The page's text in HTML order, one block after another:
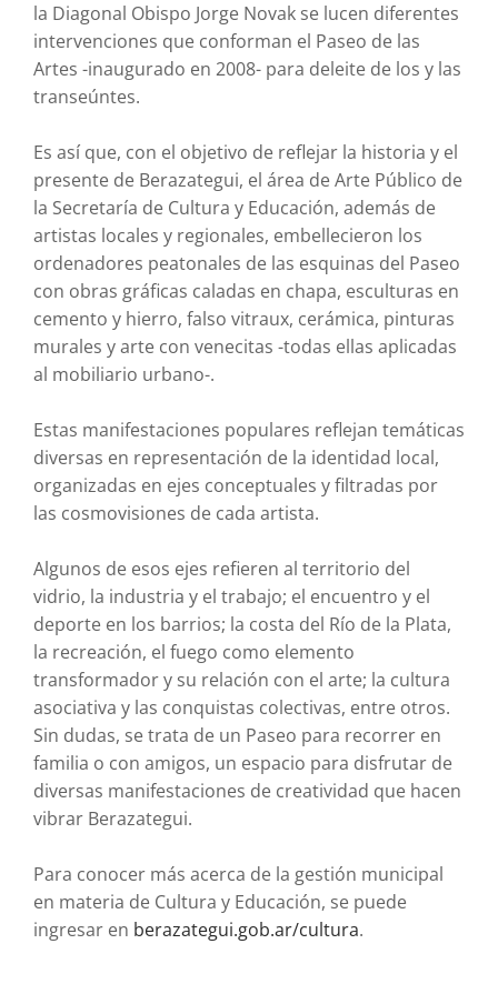
la Diagonal Obispo Jorge Novak se lucen diferentes
intervenciones que conforman el Paseo de las
Artes -inaugurado en 2008- para deleite de los y las
transeúntes.
Es así que, con el objetivo de reflejar la historia y el
presente de Berazategui, el área de Arte Público de
la Secretaría de Cultura y Educación, además de
artistas locales y regionales, embellecieron los
ordenadores peatonales de las esquinas del Paseo
con obras gráficas caladas en chapa, esculturas en
cemento y hierro, falso vitraux, cerámica, pinturas
murales y arte con venecitas -todas ellas aplicadas
al mobiliario urbano-.
Estas manifestaciones populares reflejan temáticas
diversas en representación de la identidad local,
organizadas en ejes conceptuales y filtradas por
las cosmovisiones de cada artista.
Algunos de esos ejes refieren al territorio del
vidrio, la industria y el trabajo; el encuentro y el
deporte en los barrios; la costa del Río de la Plata,
la recreación, el fuego como elemento
transformador y su relación con el arte; la cultura
asociativa y las conquistas colectivas, entre otros.
Sin dudas, se trata de un Paseo para recorrer en
familia o con amigos, un espacio para disfrutar de
diversas manifestaciones de creatividad que hacen
vibrar Berazategui.
Para conocer más acerca de la gestión municipal
en materia de Cultura y Educación, se puede
ingresar en berazategui.gob.ar/cultura.